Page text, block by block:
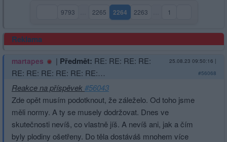
9793 2265 2264(aktuální strana)
2263 1
Reklama
martapes | Předmět: RE: RE: RE: RE:
RE: RE: RE: RE: RE: RE:…
25.08.23 09:50:16 |
#56068
Reakce na příspěvek#56043
Zde opět musím podotknout, že záleželo. Od toho jsme
měli normy. A ty se musely dodržovat. Dnes ve
skutečnosti nevíš, co vlastně jíš. A nevíš ani, jak a čím
byly plodiny ošetřeny. Do těla dostáváš mnohem více